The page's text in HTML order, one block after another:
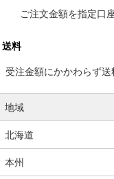
ご注文金額を指定口
送料
受注金額にかかわらず
地域
北海道
本州